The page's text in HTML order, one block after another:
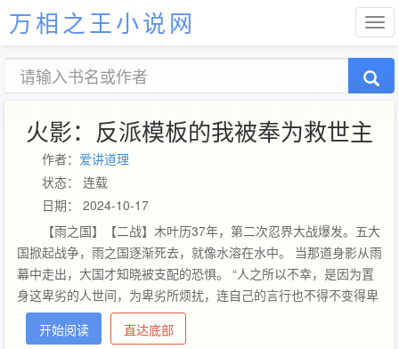
万相之王小说网
火影：反派模板的我被奉为救世主
作者： 爱讲道理
状态： 连载
日期： 2024-10-17
【雨之国】【二战】木叶历37年，第二次忍界大战爆发。五大
国掀起战争，雨之国逐渐死去，就像水溶在水中。 当那道身影从雨
幕中走出，大国才知晓被支配的恐惧。 “人之所以不幸，是因为置
身这卑劣的人世间，为卑劣所烦扰，连自己的言行也不得不变得卑
劣起来。”月见里云川俯视脚下蝼蚁般的忍界联军，幽蓝色的眼眸
中带着怜悯轻声道：“你们，将不会经历任何痛苦，而是如稻草一
开始阅读 直达底部